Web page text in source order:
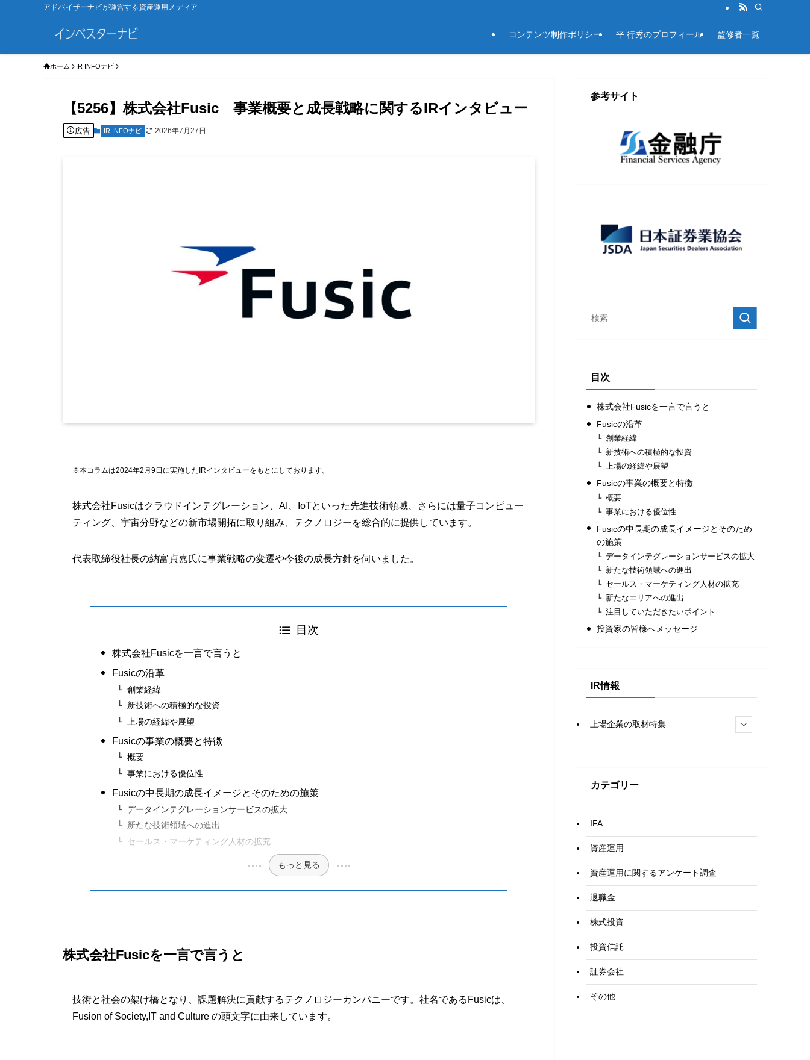
アドバイザーナビが運営する資産運用メディア
コンテンツ制作ポリシー 平 行秀のプロフィール 監修者一覧
ホーム IR INFOナビ
【5256】株式会社Fusic 事業概要と成長戦略に関するIRインタビュー
広告 IR INFOナビ 2026年7月27日
※本コラムは2024年2月9日に実施したIRインタビューをもとにしております。
株式会社Fusicはクラウドインテグレーション、AI、IoTといった先進技術領域、さらには量子コンピュー
ティング、宇宙分野などの新市場開拓に取り組み、テクノロジーを総合的に提供しています。
代表取締役社長の納富貞嘉氏に事業戦略の変遷や今後の成長方針を伺いました。
目次
株式会社Fusicを一言で言うと
Fusicの沿革
創業経緯
新技術への積極的な投資
上場の経緯や展望
Fusicの事業の概要と特徴
概要
事業における優位性
Fusicの中長期の成長イメージとそのための施策
データインテグレーションサービスの拡大
新たな技術領域への進出
セールス・マーケティング人材の拡充
もっと見る
株式会社Fusicを一言で言うと
技術と社会の架け橋となり、課題解決に貢献するテクノロジーカンパニーです。社名であるFusicは、
Fusion of Society,IT and Culture の頭文字に由来しています。
参考サイト
目次
株式会社Fusicを一言で言うと
Fusicの沿革
創業経緯
新技術への積極的な投資
上場の経緯や展望
Fusicの事業の概要と特徴
概要
事業における優位性
Fusicの中長期の成長イメージとそのため
の施策
データインテグレーションサービスの拡大
新たな技術領域への進出
セールス・マーケティング人材の拡充
新たなエリアへの進出
注目していただきたいポイント
投資家の皆様へメッセージ
IR情報
上場企業の取材特集
カテゴリー
IFA
資産運用
資産運用に関するアンケート調査
退職金
株式投資
投資信託
証券会社
その他